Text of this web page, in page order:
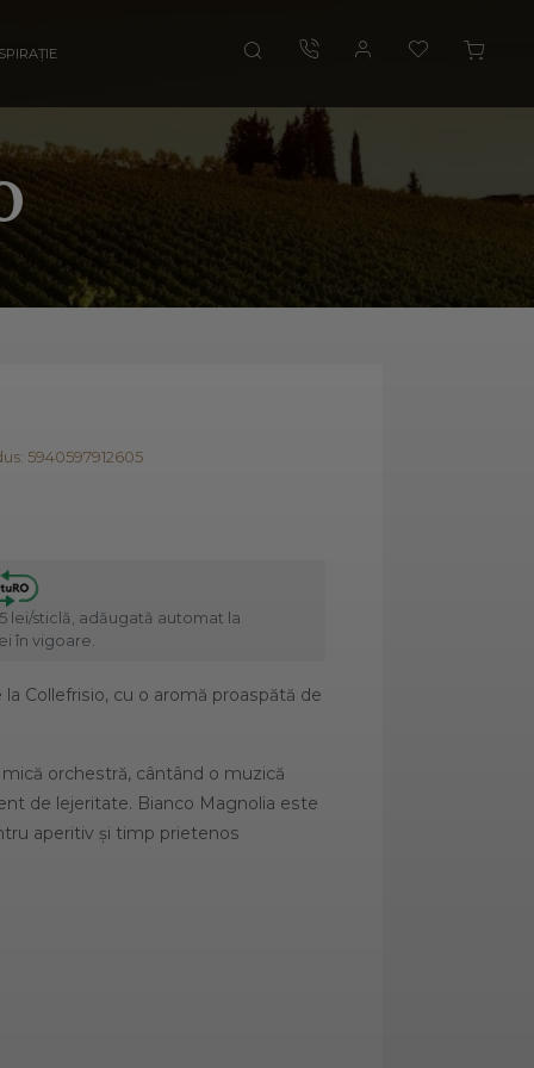
5940597912605
lei/sticlă, adăugată automat la
în vigoare.
Collefrisio, cu o aromă proaspătă de
orchestră, cântând o muzică
de lejeritate. Bianco Magnolia este
aperitiv și timp prietenos